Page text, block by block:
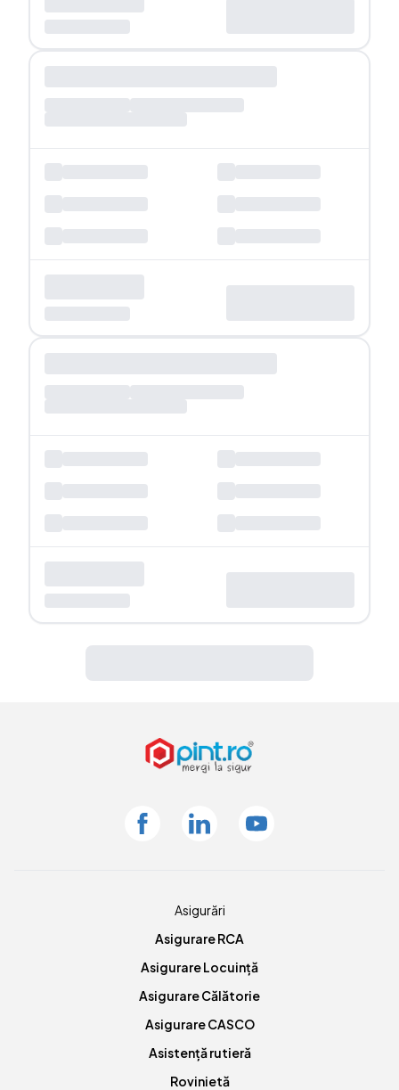
FacebookLinkedin Youtube
Asigurări
Asigurare RCA
Asigurare Locuință
Asigurare Călătorie
Asigurare CASCO
Asistență rutieră
Rovinietă